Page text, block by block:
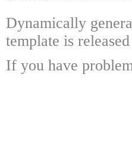
Dynamically
template is
If you have